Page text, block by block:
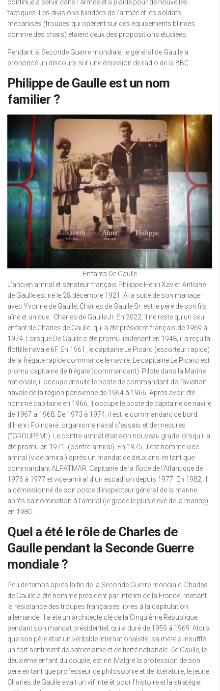
continué à servir dans l’armée et a plaidé pour de nouvelles
tactiques. Les divisions blindées de l’armée et les soldats
mécanisés (troupes qui opèrent sur des équipements blindés
comme des chars) étaient deux des propositions étudiées.
Pendant la Seconde Guerre mondiale, le général de Gaulle a
prononcé un discours sur une émission de radio de la BBC.
Philippe de Gaulle est un nom
familier ?
Enfants De Gaulle
L’ancien amiral et sénateur français Philippe Henri Xavier Antoine
de Gaulle est né le 28 décembre 1921. À la suite de son mariage
avec Yvonne de Gaulle, Charles de Gaulle Sr. est le père de son fils
aîné et unique : Charles de Gaulle Jr. En 2022, il ne reste qu’un seul
enfant de Charles de Gaulle, qui a été président français de 1969 à
1974. Lorsque De Gaulle a été promu lieutenant en 1948, il a reçu la
flottille navale 6F. En 1961, le capitaine Le Picard (escorteur rapide)
de la frégate rapide commande le navire. Le capitaine Le Picard est
promu capitaine de frégate (commandant). Pilote dans la Marine
nationale, il occupe ensuite le poste de commandant de l’aviation
navale de la région parisienne de 1964 à 1966. Après avoir été
nommé capitaine en 1966, il occupe le poste de capitaine de navire
de 1967 à 1968. De 1973 à 1974, il est le commandant de bord
d’Henri Poincaré. organisme naval d’essais et de mesures
(“GROUPEM”). Le contre-amiral était son nouveau grade lorsqu’il a
été promu en 1971. (contre-amiral). En 1975, il est nommé vice-
amiral (vice-amiral) après un mandat de deux ans en tant que
commandant ALPATMAR. Capitaine de la flotte de l’Atlantique de
1976 à 1977 et vice-amiral d’un escadron depuis 1977. En 1982, il
a démissionné de son poste d’inspecteur général de la marine
après sa nomination à l’amiral (le grade le plus élevé de la marine)
en 1980.
Quel a été le rôle de Charles de
Gaulle pendant la Seconde Guerre
mondiale ?
Peu de temps après la fin de la Seconde Guerre mondiale, Charles
de Gaulle a été nommé président par intérim de la France, menant
la résistance des troupes françaises libres à la capitulation
allemande. Il a été un architecte clé de la Cinquième République
pendant son mandat présidentiel, qui a duré de 1959 à 1969. Alors
que son père était un véritable internationaliste, sa mère a insufflé
un fort sentiment de patriotisme et de fierté nationale. De Gaulle, le
deuxième enfant du couple, est né. Malgré la profession de son
père en tant que professeur de philosophie et de littérature, le jeune
Charles de Gaulle avait un vif intérêt pour l’histoire et la stratégie